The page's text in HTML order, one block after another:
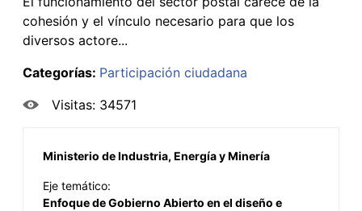
cohesión y el vínculo necesario para que los
diversos actore...
Categorías: Participación ciudadana
Visitas: 34571
Ministerio de Industria, Energía y Minería
Eje temático:
Enfoque de Gobierno Abierto en el diseño e